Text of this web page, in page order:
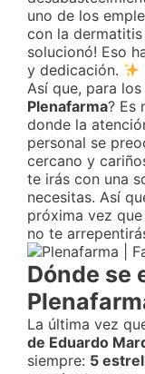
uno de los
con la dermatitis
solucionó! Eso
y dedicación.
Así que, para
Plenafarma? Es
donde la
personal se
cercano y
te irás con una
necesitas. Así
próxima vez
no te
Dónde se
La última vez
de Eduardo
siempre: 5